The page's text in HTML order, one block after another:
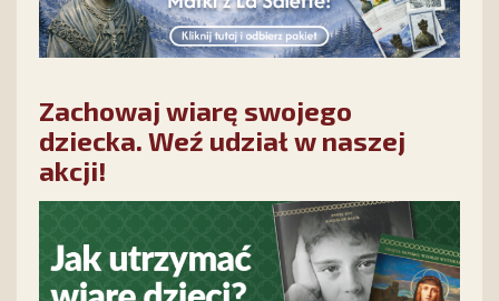
Zachowaj wiarę swojego
dziecka. Weź udział w naszej
akcji!